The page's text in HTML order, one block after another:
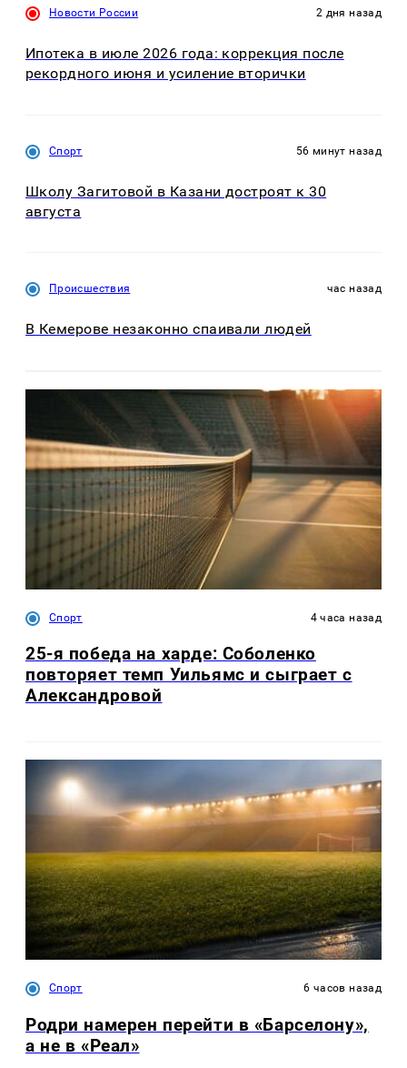
Новости России 2 дня назад
Ипотека в июле 2026 года: коррекция после
рекордного июня и усиление вторички
Спорт 56 минут назад
Школу Загитовой в Казани достроят к 30
августа
Происшествия час назад
В Кемерове незаконно спаивали людей
Спорт 4 часа назад
25-я победа на харде: Соболенко
повторяет темп Уильямс и сыграет с
Александровой
Спорт 6 часов назад
Родри намерен перейти в «Барселону»,
а не в «Реал»